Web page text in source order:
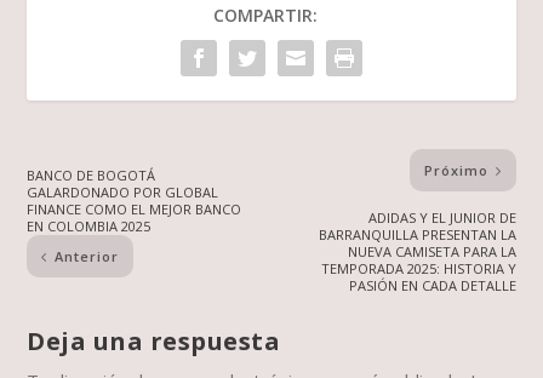
COMPARTIR:
BANCO DE BOGOTÁ
GALARDONADO POR GLOBAL
FINANCE COMO EL MEJOR BANCO
EN COLOMBIA 2025
Anterior
Próximo
ADIDAS Y EL JUNIOR DE
BARRANQUILLA PRESENTAN LA
NUEVA CAMISETA PARA LA
TEMPORADA 2025: HISTORIA Y
PASIÓN EN CADA DETALLE
Deja una respuesta